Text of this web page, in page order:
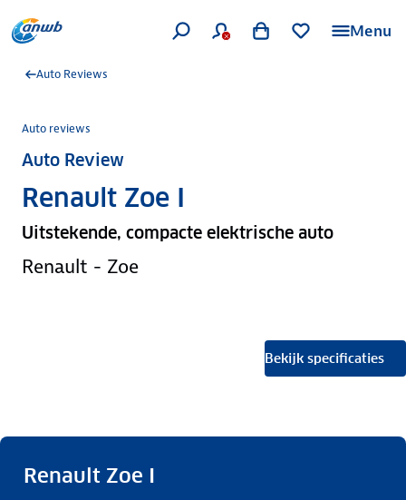
Menu
Auto Reviews
Auto reviews
Auto Review
Renault Zoe I
Uitstekende, compacte elektrische auto
Renault - Zoe
Bekijk specificaties
Renault Zoe I